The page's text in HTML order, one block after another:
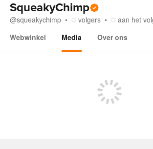
SqueakyChimp
@squeakychimp volgers aan het
Webwinkel
Media Over ons